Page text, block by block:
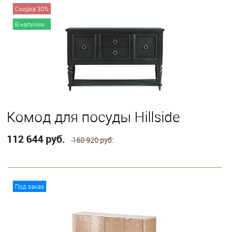
Скидка 30%
В наличии
Комод для посуды Hillside
112 644 руб. 160 920 руб.
Под заказ